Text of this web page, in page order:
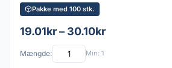
Pakke med 100 stk.
19.01kr – 30.10kr
Mængde: Min: 1